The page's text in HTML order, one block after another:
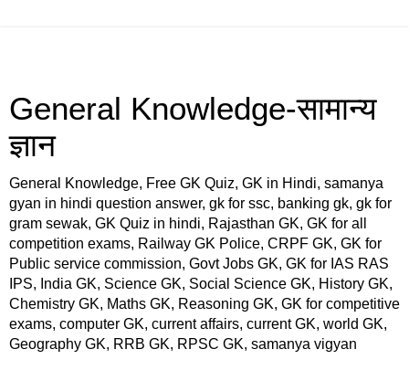
General Knowledge-सामान्य
ज्ञान
General Knowledge, Free GK Quiz, GK in Hindi, samanya
gyan in hindi question answer, gk for ssc, banking gk, gk for
gram sewak, GK Quiz in hindi, Rajasthan GK, GK for all
competition exams, Railway GK Police, CRPF GK, GK for
Public service commission, Govt Jobs GK, GK for IAS RAS
IPS, India GK, Science GK, Social Science GK, History GK,
Chemistry GK, Maths GK, Reasoning GK, GK for competitive
exams, computer GK, current affairs, current GK, world GK,
Geography GK, RRB GK, RPSC GK, samanya vigyan